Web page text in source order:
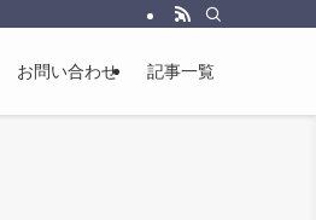
お問い合わせ 記事一覧